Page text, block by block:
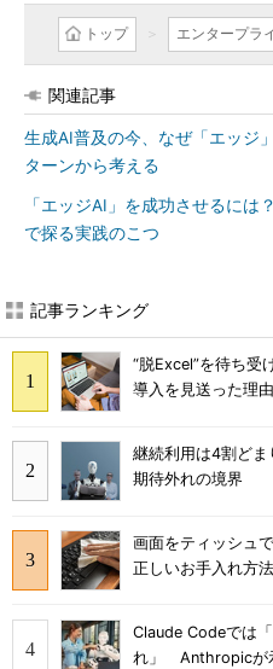
トップ エンタープラ
関連記事
生成AI普及の今、なぜ「エッ
ターンから考える
「エッジAI」を成功させるに
で探る実践のこつ
記事ランキング
“脱Excel”を待ち
導入を見送った理由
継続利用は4割ど
期待外れの境界
画面をティッシュ
正しいお手入れ方法
Claude Codeでは
れ」 Anthropicが